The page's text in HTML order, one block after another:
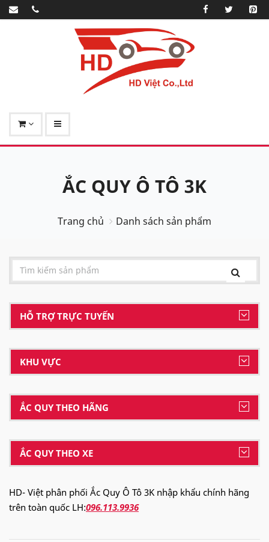
ẮC QUY Ô TÔ 3K
Trang chủ Danh sách sản phẩm
HỖ TRỢ TRỰC TUYẾN
KHU VỰC
ẮC QUY THEO HÃNG
ẮC QUY THEO XE
HD- Việt phân phối Ắc Quy Ô Tô 3K nhập khẩu chính hãng
trên toàn quốc LH:096.113.9936